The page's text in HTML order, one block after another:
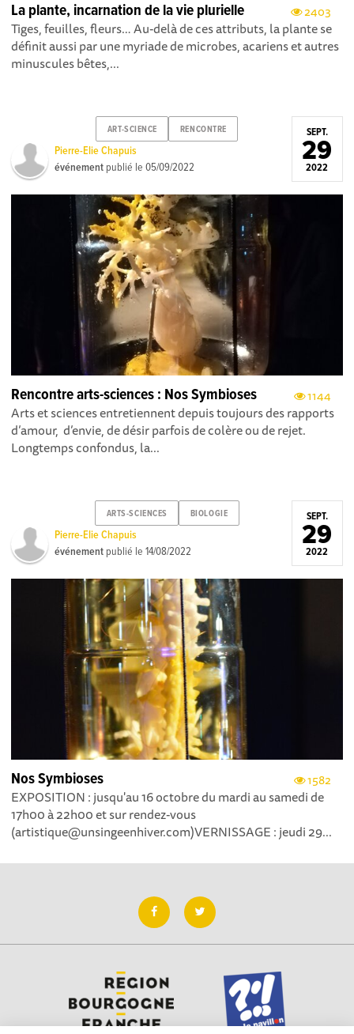
2403
La plante, incarnation de la vie plurielle
Tiges, feuilles, fleurs… Au-delà de ces attributs, la plante se
définit aussi par une myriade de microbes, acariens et autres
minuscules bêtes,...
ART-SCIENCE RENCONTRE
Pierre-Elie Chapuis
événement publié le05/09/2022
SEPT.
29
2022
1144
Rencontre arts-sciences : Nos Symbioses
Arts et sciences entretiennent depuis toujours des rapports
d’amour, d’envie, de désir parfois de colère ou de rejet.
Longtemps confondus, la...
ARTS-SCIENCES BIOLOGIE
Pierre-Elie Chapuis
événement publié le14/08/2022
SEPT.
29
2022
1582
Nos Symbioses
EXPOSITION : jusqu'au 16 octobre du mardi au samedi de
17h00 à 22h00 et sur rendez-vous
(artistique@unsingeenhiver.com)VERNISSAGE : jeudi 29...